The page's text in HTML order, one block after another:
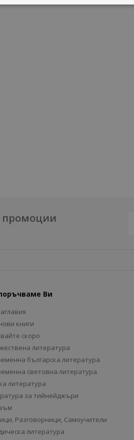
промоции
Ви
книги
скоро
литература
българска литература
световна литература
литература
за тийнейджъри
Разговорници, Самоучители
литература